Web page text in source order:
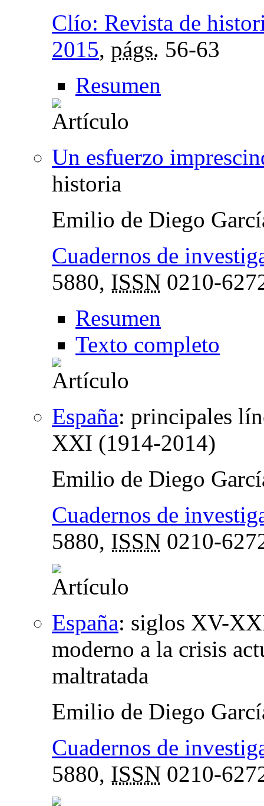
Clío: Revista de
2015, págs. 56-63
Resumen
Un esfuerzo
historia
Emilio de Diego
Cuadernos de
5880, ISSN 0210-
Resumen
Texto completo
España: principales
XXI (1914-2014)
Emilio de Diego
Cuadernos de
5880, ISSN 0210-
España: siglos XV-
moderno a la crisis
maltratada
Emilio de Diego
Cuadernos de
5880, ISSN 0210-